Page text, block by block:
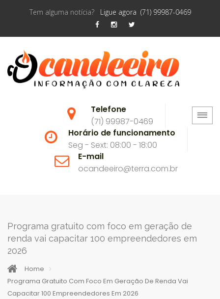
Tem alguma notícia? Ligue agora (71) 99987-0469
Telefone
(71) 99987-0469
Horário de funcionamento
Seg - Sext: 08:00 - 18:00
E-mail
ocandeeiro@terra.com.br
Programa gratuito com foco em geração de
renda vai capacitar 100 empreendedores em
2026
Home
Programa Gratuito Com Foco Em Geração De Renda Vai
Capacitar 100 Empreendedores Em 2026